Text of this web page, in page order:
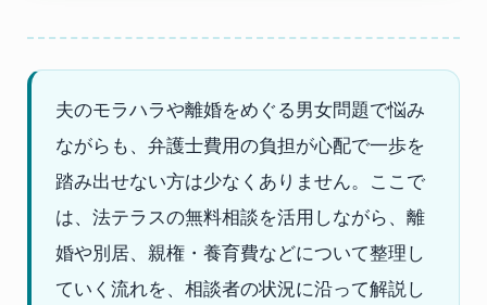
夫のモラハラや離婚をめぐる男女問題で悩み
ながらも、弁護士費用の負担が心配で一歩を
踏み出せない方は少なくありません。ここで
は、法テラスの無料相談を活用しながら、離
婚や別居、親権・養育費などについて整理し
ていく流れを、相談者の状況に沿って解説し